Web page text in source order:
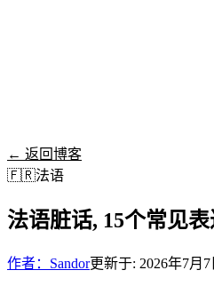
← 返回博客
🇫🇷法语
法语脏话, 15个常见
作者：Sandor更新于: 2026年7月7